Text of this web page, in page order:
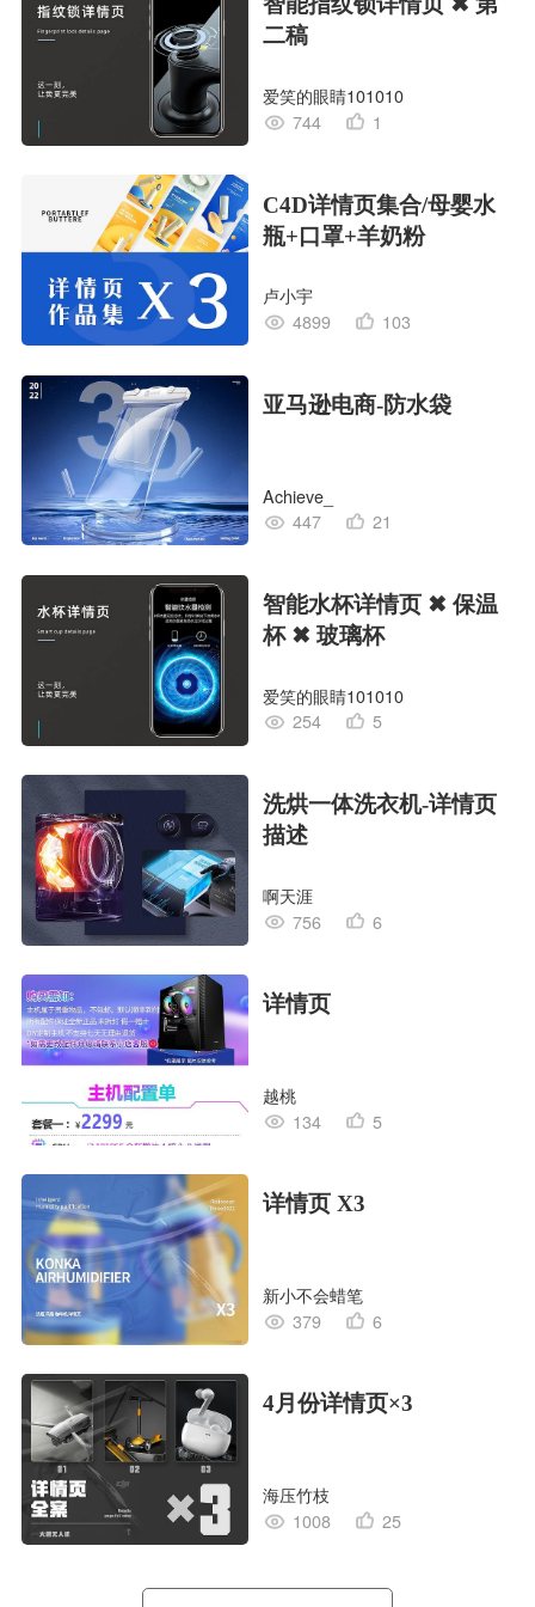
二稿
爱笑的眼睛101010
744
1
C4D详情页集合/母婴水
瓶+口罩+羊奶粉
卢小宇
4899
103
亚马逊电商-防水袋
Achieve_
447
21
智能水杯详情页 ✖ 保温
杯 ✖ 玻璃杯
爱笑的眼睛101010
254
5
洗烘一体洗衣机-详情页
描述
啊天涯
756
6
详情页
越桃
134
5
详情页 X3
新小不会蜡笔
379
6
4月份详情页×3
海压竹枝
1008
25